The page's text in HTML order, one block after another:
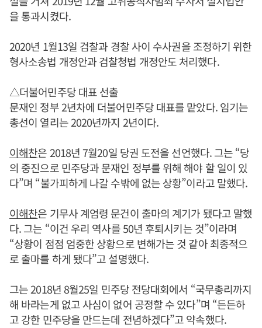
을 통과시켰다.
2020년 1월13일 검찰과 경찰 사이 수사권을 조정하기 위한
형사소송법 개정안과 검찰청법 개정안도 처리했다.
△더불어민주당 대표 선출
문재인 정부 2년차에 더불어민주당 대표를 맡았다. 임기는
총선이 열리는 2020년까지 2년이다.
이해찬은 2018년 7월20일 당권 도전을 선언했다. 그는 “당
의 중진으로 민주당과 문재인 정부를 위해 해야 할 일이 있
다”며 “불가피하게 나갈 수밖에 없는 상황”이라고 말했다.
이해찬은 기무사 계엄령 문건이 출마의 계기가 됐다고 말했
다. 그는 “이건 우리 역사를 50년 후퇴시키는 것”이라며
“상황이 점점 엄중한 상황으로 변해가는 것 같아 최종적으
로 출마를 하게 됐다”고 설명했다.
그는 2018년 8월25일 민주당 전당대회에서 “국무총리까지
해 바라는게 없고 사심이 없어 공정할 수 있다”며 “든든하
고 강한 민주당을 만드는데 전념하겠다”고 약속했다.